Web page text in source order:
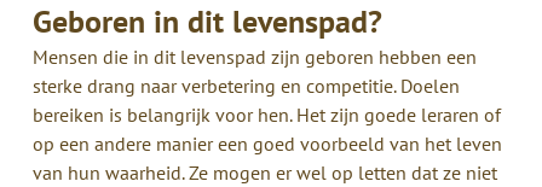
Geboren in dit levenspad?
Mensen die in dit levenspad zijn geboren hebben een
sterke drang naar verbetering en competitie. Doelen
bereiken is belangrijk voor hen. Het zijn goede leraren of
op een andere manier een goed voorbeeld van het leven
van hun waarheid. Ze mogen er wel op letten dat ze niet